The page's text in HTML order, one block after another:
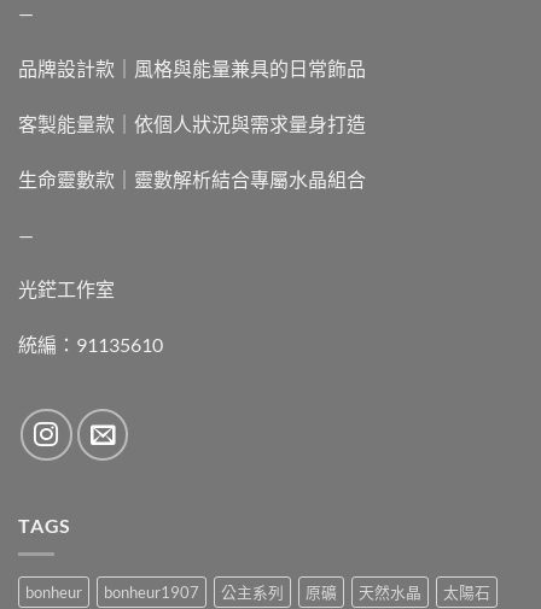
—
品牌設計款｜風格與能量兼具的日常飾品
客製能量款｜依個人狀況與需求量身打造
生命靈數款｜靈數解析結合專屬水晶組合
—
光鋩工作室
統編：91135610
TAGS
bonheur bonheur1907 公主系列 原礦 天然水晶 太陽石